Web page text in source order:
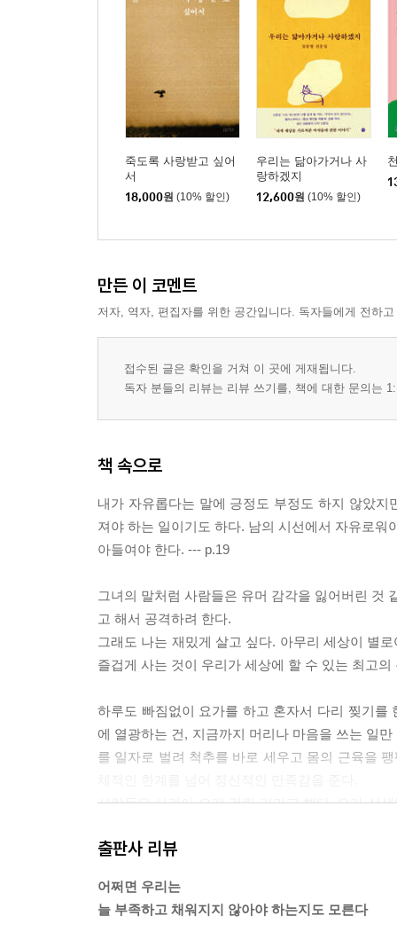
죽도록 사랑받고 싶어
서
18,000원 (10% 할인)
우리는 닮아가거나 사
랑하겠지
12,600원 (10% 할인)
만든 이 코멘트
저자, 역자, 편집자를 위한 공간입니다. 독자들에게 전하
접수된 글은 확인을 거쳐 이 곳에 게재됩니다.
독자 분들의 리뷰는 리뷰 쓰기를, 책에 대한 문의는
책 속으로
내가 자유롭다는 말에 긍정도 부정도 하지 않았
져야 하는 일이기도 하다. 남의 시선에서 자유로
아들여야 한다. --- p.19
그녀의 말처럼 사람들은 유머 감각을 잃어버린 것
고 해서 공격하려 한다.
그래도 나는 재밌게 살고 싶다. 아무리 세상이 별
즐겁게 사는 것이 우리가 세상에 할 수 있는 최고
하루도 빠짐없이 요가를 하고 혼자서 다리 찢기
에 열광하는 건, 지금까지 머리나 마음을 쓰는 일
를 일자로 벌려 척추를 바로 세우고 몸의 근육을
사람들은 시간이 오래 걸릴 거라고 했다. 요가 선
앞으로도 계속 이런 식으로 대책 없이 살아갈지도
모두 우리가 선택한 것이니까
출판사 리뷰
어쩌면 우리는
늘 부족하고 채워지지 않아야 하는지도 모른다